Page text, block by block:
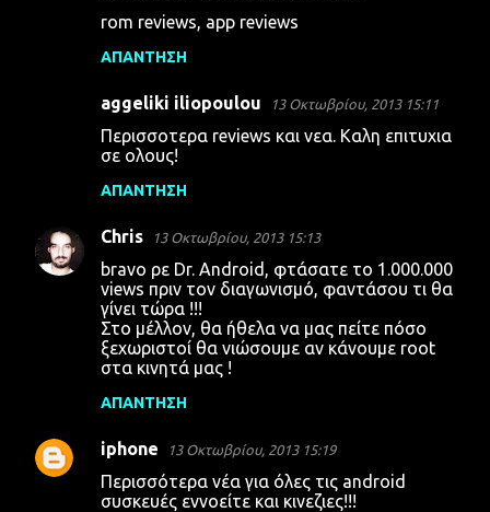
rom reviews, app reviews
ΑΠΆΝΤΗΣΗ
aggeliki iliopoulou 13 Οκτωβρίου, 2013 15:11
Περισσοτερα reviews και νεα. Καλη επιτυχια
σε ολους!
ΑΠΆΝΤΗΣΗ
Chris 13 Οκτωβρίου, 2013 15:13
bravo ρε Dr. Android, φτάσατε το 1.000.000
views πριν τον διαγωνισμό, φαντάσου τι θα
γίνει τώρα !!!
Στο μέλλον, θα ήθελα να μας πείτε πόσο
ξεχωριστοί θα νιώσουμε αν κάνουμε root
στα κινητά μας !
ΑΠΆΝΤΗΣΗ
iphone 13 Οκτωβρίου, 2013 15:19
Περισσότερα νέα για όλες τις android
συσκευές εννοείτε και κινεζιες!!!